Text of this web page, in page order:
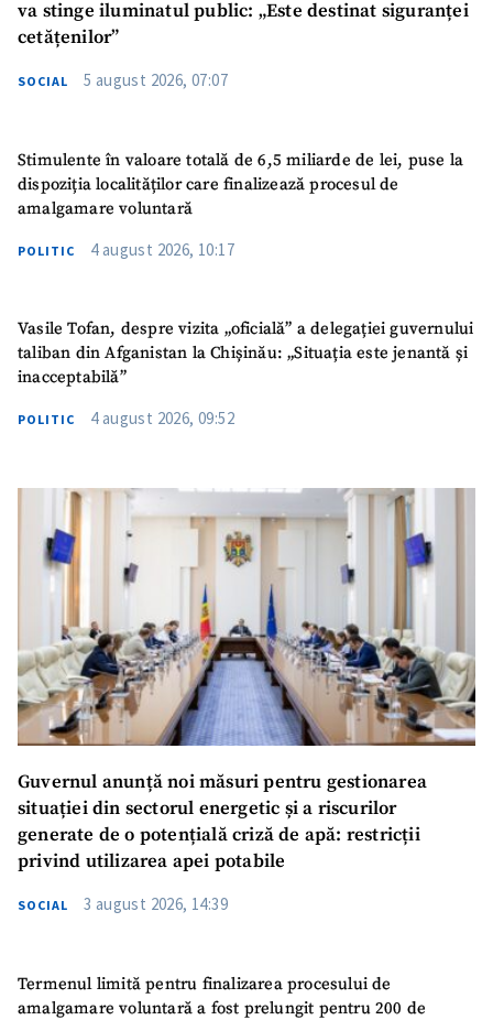
va stinge iluminatul public: „Este destinat siguranței
cetățenilor”
SOCIAL 5 august 2026, 07:07
Stimulente în valoare totală de 6,5 miliarde de lei, puse la
dispoziția localităților care finalizează procesul de
amalgamare voluntară
POLITIC 4 august 2026, 10:17
Vasile Tofan, despre vizita „oficială” a delegației guvernului
taliban din Afganistan la Chișinău: „Situația este jenantă și
inacceptabilă”
POLITIC 4 august 2026, 09:52
Guvernul anunță noi măsuri pentru gestionarea
situației din sectorul energetic și a riscurilor
generate de o potențială criză de apă: restricții
privind utilizarea apei potabile
SOCIAL 3 august 2026, 14:39
Termenul limită pentru finalizarea procesului de
amalgamare voluntară a fost prelungit pentru 200 de